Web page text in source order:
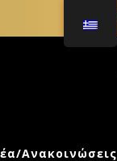
Ανακοινώσεις